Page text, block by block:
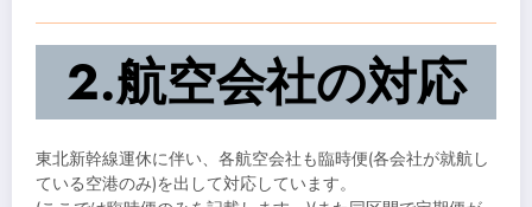
2.航空会社の対応
東北新幹線運休に伴い、各航空会社も臨時便(各会社が就航し
ている空港のみ)を出して対応しています。